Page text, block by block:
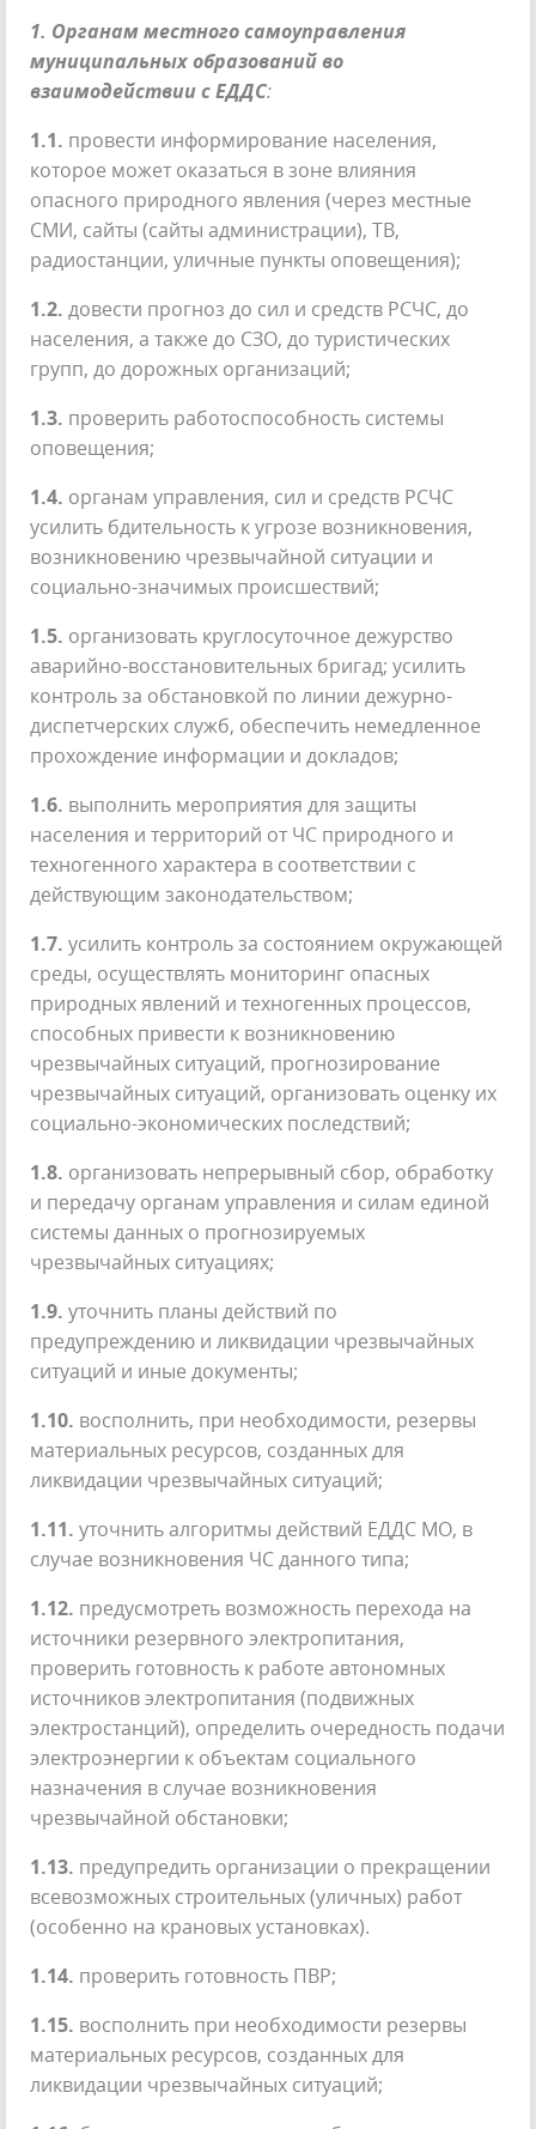
1. Органам местного самоуправления
муниципальных образований во
взаимодействии с ЕДДС:
1.1. провести информирование населения,
которое может оказаться в зоне влияния
опасного природного явления (через местные
СМИ, сайты (сайты администрации), ТВ,
радиостанции, уличные пункты оповещения);
1.2. довести прогноз до сил и средств РСЧС, до
населения, а также до СЗО, до туристических
групп, до дорожных организаций;
1.3. проверить работоспособность системы
оповещения;
1.4. органам управления, сил и средств РСЧС
усилить бдительность к угрозе возникновения,
возникновению чрезвычайной ситуации и
социально-значимых происшествий;
1.5. организовать круглосуточное дежурство
аварийно-восстановительных бригад; усилить
контроль за обстановкой по линии дежурно-
диспетчерских служб, обеспечить немедленное
прохождение информации и докладов;
1.6. выполнить мероприятия для защиты
населения и территорий от ЧС природного и
техногенного характера в соответствии с
действующим законодательством;
1.7. усилить контроль за состоянием окружающей
среды, осуществлять мониторинг опасных
природных явлений и техногенных процессов,
способных привести к возникновению
чрезвычайных ситуаций, прогнозирование
чрезвычайных ситуаций, организовать оценку их
социально-экономических последствий;
1.8. организовать непрерывный сбор, обработку
и передачу органам управления и силам единой
системы данных о прогнозируемых
чрезвычайных ситуациях;
1.9. уточнить планы действий по
предупреждению и ликвидации чрезвычайных
ситуаций и иные документы;
1.10. восполнить, при необходимости, резервы
материальных ресурсов, созданных для
ликвидации чрезвычайных ситуаций;
1.11. уточнить алгоритмы действий ЕДДС МО, в
случае возникновения ЧС данного типа;
1.12. предусмотреть возможность перехода на
источники резервного электропитания,
проверить готовность к работе автономных
источников электропитания (подвижных
электростанций), определить очередность подачи
электроэнергии к объектам социального
назначения в случае возникновения
чрезвычайной обстановки;
1.13. предупредить организации о прекращении
всевозможных строительных (уличных) работ
(особенно на крановых установках).
1.14. проверить готовность ПВР;
1.15. восполнить при необходимости резервы
материальных ресурсов, созданных для
ликвидации чрезвычайных ситуаций;